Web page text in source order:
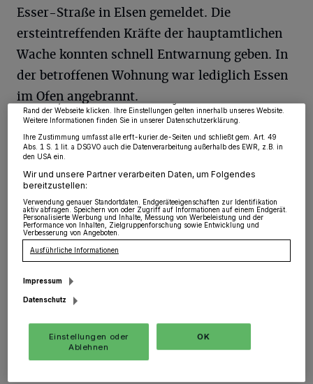
Esser-Straße in Elsen gemeldet. Die
ersteintreffenden Kräfte der hauptamtlichen
Wache konnten schnell Entwarnung geben. In
der betroffenen Wohnung war lediglich Essen
im Ofen angebrannt.
Tanne.
Foto: Samla Fotoagentur/samla.de
Wir und unsere218-Partner speichern und greifen auf personenbezogene Daten
wie Browserdaten oder eindeutige Kennungen auf Ihrem Gerät zu. Durch Auswahl
von OK aktivieren Sie Tracking-Technologien für die unter „Wir und unsere
Partner verarbeiten Daten, um Ihnen Dienste bereitzustellen“ aufgeführten
Zwecke. Wenn Tracker deaktiviert sind, sind manche Inhalte und Anzeigen
möglicherweise nicht mehr so relevant für Sie. Sie können dieses Menü jederzeit
wieder aufrufen, um Ihre Einstellungen zu ändern oder Ihre Einwilligung zu
widerrufen, indem Sie auf den Link Einstellungen oder Ablehnen am unteren
Rand der Webseite klicken. Ihre Einstellungen gelten innerhalb unseres Website.
Weitere Informationen finden Sie in unserer Datenschutzerklärung.
Ihre Zustimmung umfasst alle erft-kurier.de-Seiten und schließt gem. Art. 49
Abs. 1 S. 1 lit. a DSGVO auch die Datenverarbeitung außerhalb des EWR, z.B. in
den USA ein.
Wir und unsere Partner verarbeiten Daten, um Folgendes
bereitzustellen:
Verwendung genauer Standortdaten. Endgeräteeigenschaften zur Identifikation
aktiv abfragen. Speichern von oder Zugriff auf Informationen auf einem Endgerät.
Personalisierte Werbung und Inhalte, Messung von Werbeleistung und der
Performance von Inhalten, Zielgruppenforschung sowie Entwicklung und
Verbesserung von Angeboten.
Ausführliche Informationen
Impressum
Datenschutz
Einstellungen oder
Ablehnen
OK